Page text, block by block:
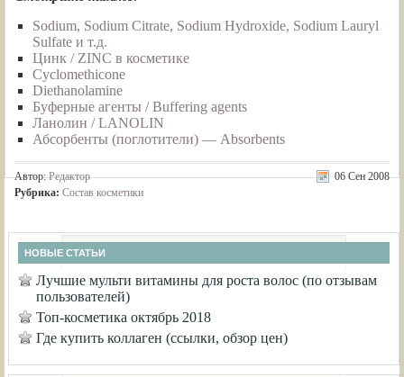
Sodium, Sodium Citrate, Sodium Hydroxide, Sodium Lauryl
Sulfate и т.д.
Цинк / ZINC в косметике
Cyclomethicone
Diethanolamine
Буферные агенты / Buffering agents
Ланолин / LANOLIN
Абсорбенты (поглотители) — Absorbents
Автор:Редактор
Рубрика: Состав косметики
06 Сен 2008
НОВЫЕ СТАТЬИ
Лучшие мульти витамины для роста волос (по отзывам
пользователей)
Топ-косметика октябрь 2018
Где купить коллаген (ссылки, обзор цен)